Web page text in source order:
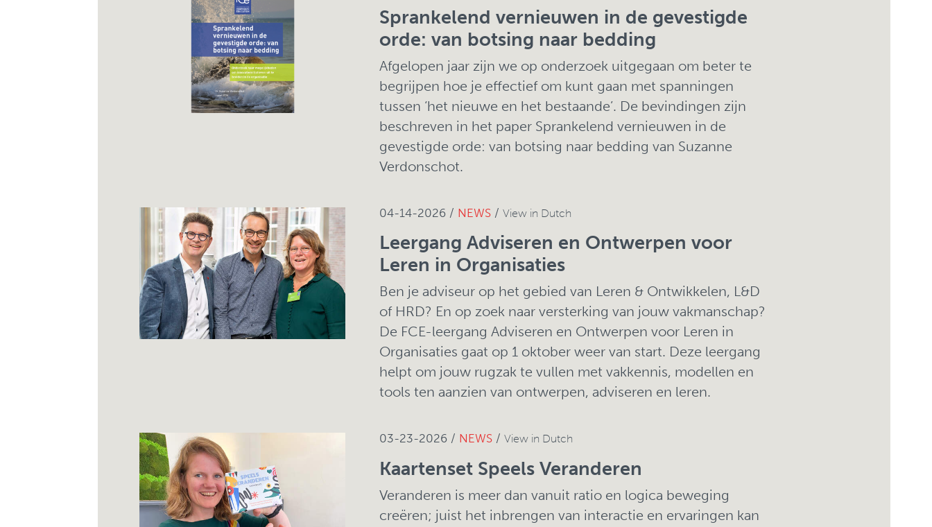
Sprankelend vernieuwen in de gevestigde
orde: van botsing naar bedding
Afgelopen jaar zijn we op onderzoek uitgegaan om beter te
begrijpen hoe je effectief om kunt gaan met spanningen
tussen ‘het nieuwe en het bestaande’. De bevindingen zijn
beschreven in het paper Sprankelend vernieuwen in de
gevestigde orde: van botsing naar bedding van Suzanne
Verdonschot.
04-14-2026 / NEWS / View in Dutch
Leergang Adviseren en Ontwerpen voor
Leren in Organisaties
Ben je adviseur op het gebied van Leren & Ontwikkelen, L&D
of HRD? En op zoek naar versterking van jouw vakmanschap?
De FCE-leergang Adviseren en Ontwerpen voor Leren in
Organisaties gaat op 1 oktober weer van start. Deze leergang
helpt om jouw rugzak te vullen met vakkennis, modellen en
tools ten aanzien van ontwerpen, adviseren en leren.
03-23-2026 / NEWS / View in Dutch
Kaartenset Speels Veranderen
Veranderen is meer dan vanuit ratio en logica beweging
creëren; juist het inbrengen van interactie en ervaringen kan